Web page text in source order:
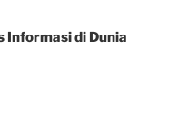
Informasi di Dunia